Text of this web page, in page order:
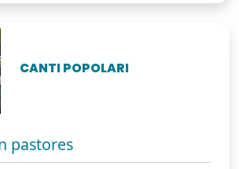
CANTI POPOLARI
pastores